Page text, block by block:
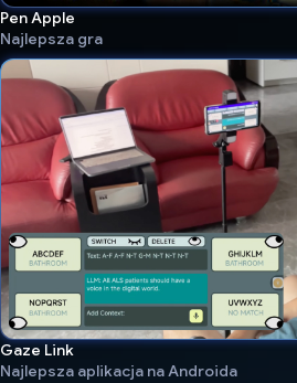
Pen Apple
Najlepsza gra
Gaze Link
Najlepsza aplikacja na Androida